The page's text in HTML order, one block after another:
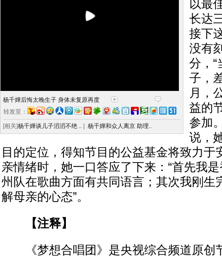
杨千嬅后悔太晚生子 身体未复原再度
转发至：
[相关]杨千嬅谈儿子滔滔不绝 .. 杨千嬅和众人离京 助理..
以最
长达
接下
没有
分，“
子，
月，
益的
参加
说，
目的定位，得知节目的公益基金将致力于
亲情绪时，她一口答应了下来：“首先我
州队在歌曲方面有共同语言；其次我刚生
解母亲的心态”。
【注释】
《梦想合唱团》是央视综合频道原创